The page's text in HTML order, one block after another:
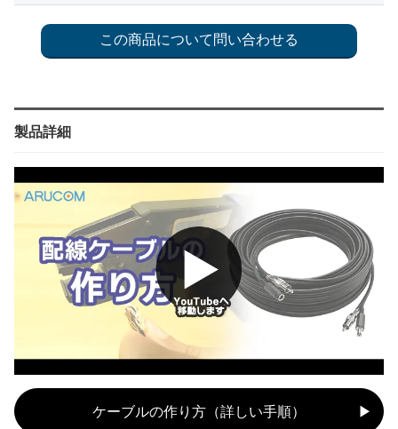
製品詳細
ケーブルの作り方（詳しい手順）